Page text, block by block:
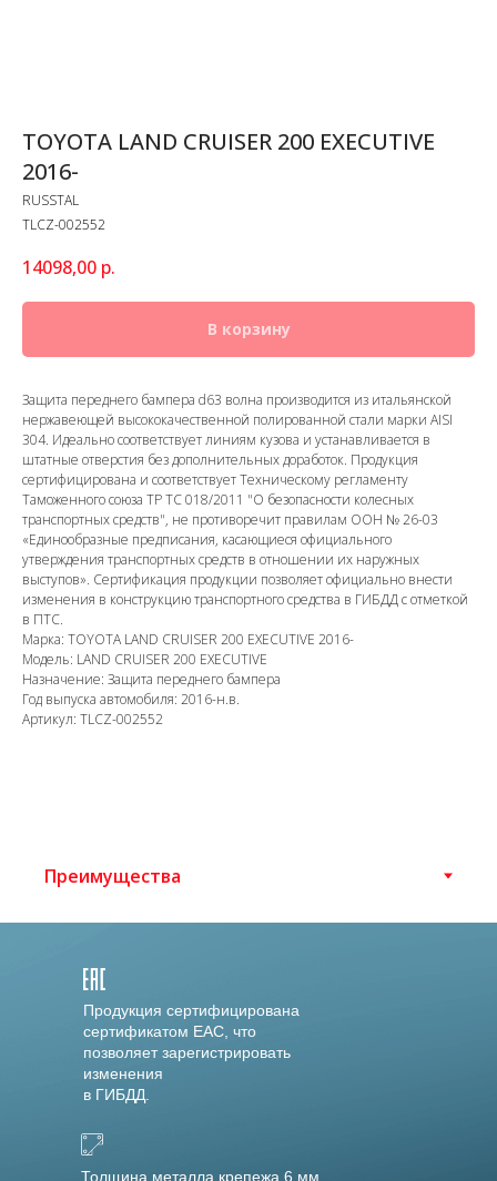
TOYOTA LAND CRUISER 200 EXECUTIVE
2016-
RUSSTAL
TLCZ-002552
14098,00 р.
В корзину
Защита переднего бампера d63 волна производится из итальянской
нержавеющей высококачественной полированной стали марки AISI
304. Идеально соответствует линиям кузова и устанавливается в
штатные отверстия без дополнительных доработок. Продукция
сертифицирована и соответствует Техническому регламенту
Таможенного союза ТР ТС 018/2011 "О безопасности колесных
транспортных средств", не противоречит правилам ООН № 26-03
«Единообразные предписания, касающиеся официального
утверждения транспортных средств в отношении их наружных
выступов». Сертификация продукции позволяет официально внести
изменения в конструкцию транспортного средства в ГИБДД с отметкой
в ПТС.
Марка: TOYOTA LAND CRUISER 200 EXECUTIVE 2016-
Модель: LAND CRUISER 200 EXECUTIVE
Назначение: Защита переднего бампера
Год выпуска автомобиля: 2016-н.в.
Артикул: TLCZ-002552
Толщина металла крепежа 6 мм.
Продукция сертифицирована
сертификатом EAC, что
позволяет зарегистрировать
изменения
в ГИБДД.